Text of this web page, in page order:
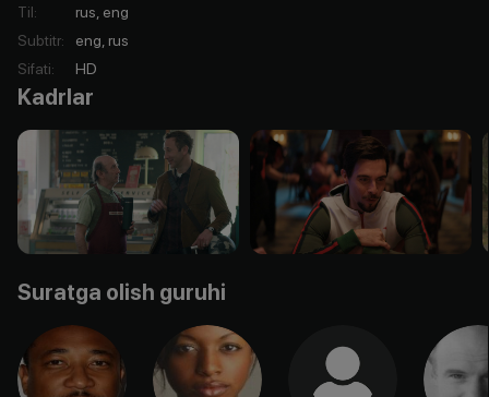
Til:
rus, eng
Subtitr:
eng, rus
Sifati: HD
Kadrlar
Suratga olish guruhi